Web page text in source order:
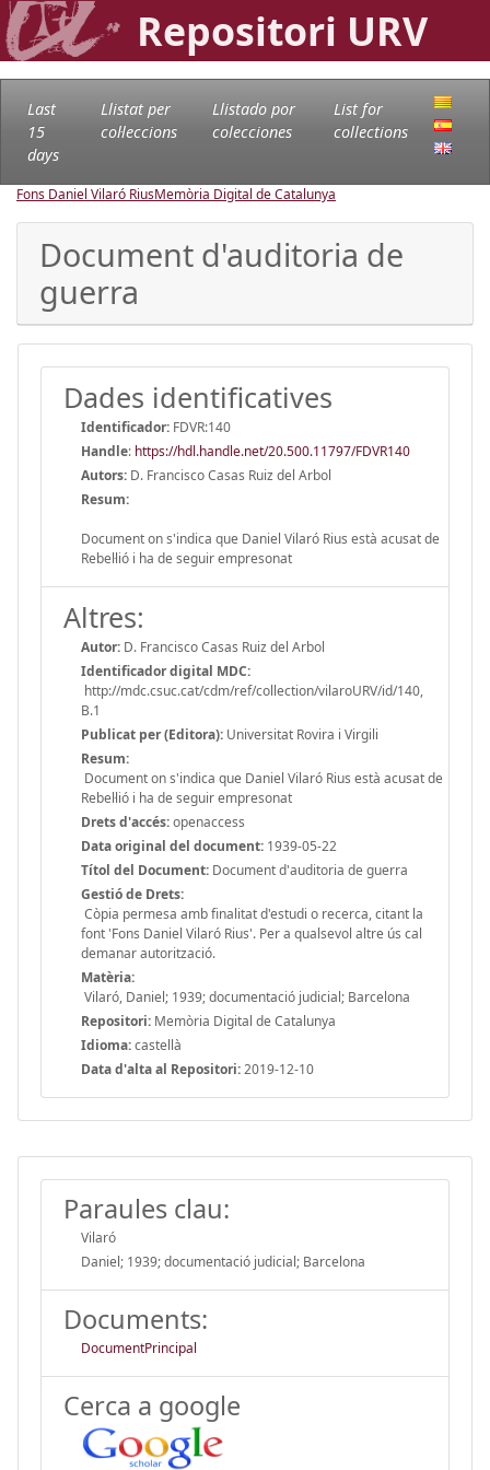
Repositori URV
Last
15
days
Llistat per
col·leccions
Llistado por
colecciones
List for
collections
Fons Daniel Vilaró RiusMemòria Digital de Catalunya
Document d'auditoria de
guerra
Dades identificatives
Identificador: FDVR:140
Handle: https://hdl.handle.net/20.500.11797/FDVR140
Autors: D. Francisco Casas Ruiz del Arbol
Resum:
Document on s'indica que Daniel Vilaró Rius està acusat de
Rebel·lió i ha de seguir empresonat
Altres:
Autor: D. Francisco Casas Ruiz del Arbol
Identificador digital MDC:
http://mdc.csuc.cat/cdm/ref/collection/vilaroURV/id/140,
B.1
Publicat per (Editora): Universitat Rovira i Virgili
Resum:
Document on s'indica que Daniel Vilaró Rius està acusat de
Rebel·lió i ha de seguir empresonat
Drets d'accés:openaccess
Data original del document: 1939-05-22
Títol del Document: Document d'auditoria de guerra
Gestió de Drets:
Còpia permesa amb finalitat d'estudi o recerca, citant la
font 'Fons Daniel Vilaró Rius'. Per a qualsevol altre ús cal
demanar autorització.
Matèria:
Vilaró, Daniel; 1939; documentació judicial; Barcelona
Repositori: Memòria Digital de Catalunya
Idioma:castellà
Data d'alta al Repositori:2019-12-10
Paraules clau:
Vilaró
Daniel; 1939; documentació judicial; Barcelona
Documents:
DocumentPrincipal
Cerca a google